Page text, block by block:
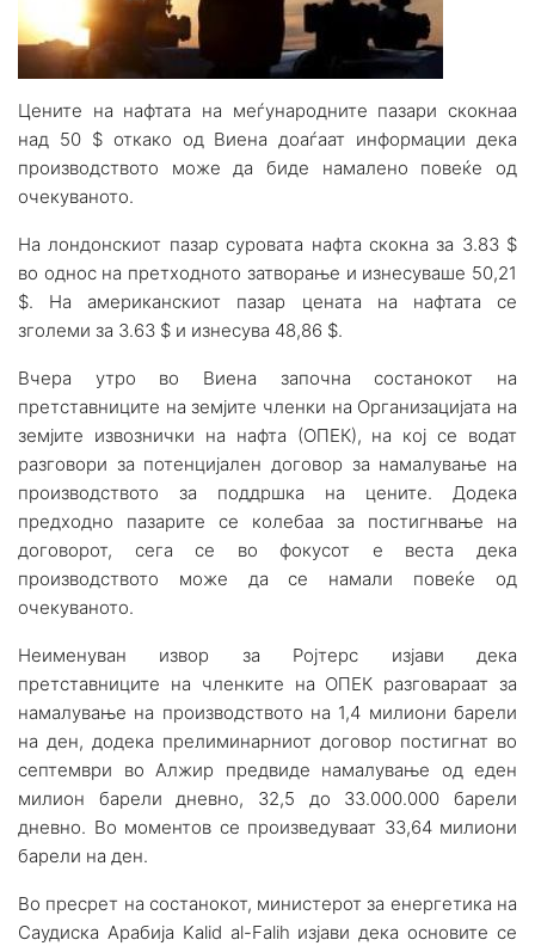
Цените на нафтата на меѓународните пазари скокнаа
над 50 $ откако од Виена доаѓаат информации дека
производството може да биде намалено повеќе од
очекуваното.
На лондонскиот пазар суровата нафта скокна за 3.83 $
во однос на претходното затворање и изнесуваше 50,21
$. На американскиот пазар цената на нафтата се
зголеми за 3.63 $ и изнесува 48,86 $.
Вчера утро во Виена започна состанокот на
претставниците на земјите членки на Организацијата на
земјите извознички на нафта (ОПЕК), на кој се водат
разговори за потенцијален договор за намалување на
производството за поддршка на цените. Додека
предходно пазарите се колебаа за постигнвање на
договорот, сега се во фокусот е веста дека
производството може да се намали повеќе од
очекуваното.
Неименуван извор за Ројтерс изјави дека
претставниците на членките на ОПЕК разговараат за
намалување на производството на 1,4 милиони барели
на ден, додека прелиминарниот договор постигнат во
септември во Алжир предвиде намалување од еден
милион барели дневно, 32,5 до 33.000.000 барели
дневно. Во моментов се произведуваат 33,64 милиони
барели на ден.
Во пресрет на состанокот, министерот за енергетика на
Саудиска Арабија Kalid al-Falih изјави дека основите се